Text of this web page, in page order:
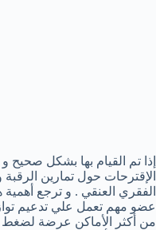
إذا تم القيام بها بشكل
الإقترحات حول تمارين
الفقري العنقي . و ترجع أهمية
عضو مهم تعمل علي تدعيم
من أكثر الأماكن عرضة لضغط